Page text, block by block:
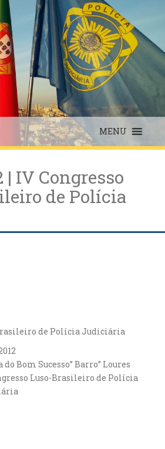
MENU
| IV Congresso
de Polícia
de Polícia Judiciária
do Bom Sucesso” Barro” Loures
Luso-Brasileiro de Polícia